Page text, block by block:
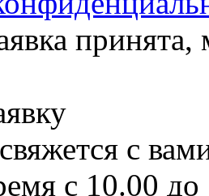
с
с 10.00